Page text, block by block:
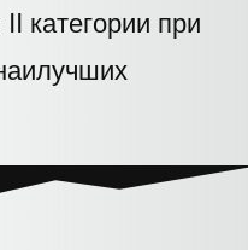
категории при